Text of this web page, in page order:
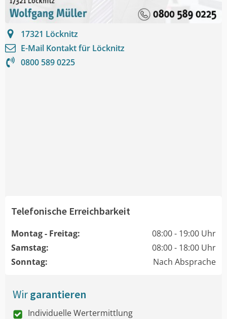
17321 Löcknitz
E-Mail Kontakt für Löcknitz
0800 589 0225
Telefonische Erreichbarkeit
Montag - Freitag:
08:00 - 19:00 Uhr
Samstag:
08:00 - 18:00 Uhr
Sonntag:
Nach Absprache
Wirgarantieren
Individuelle Wertermittlung